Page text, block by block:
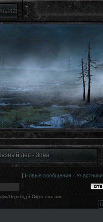
лес - Зона
[ Новые сообщения · Участники
Переход к Окрестностям